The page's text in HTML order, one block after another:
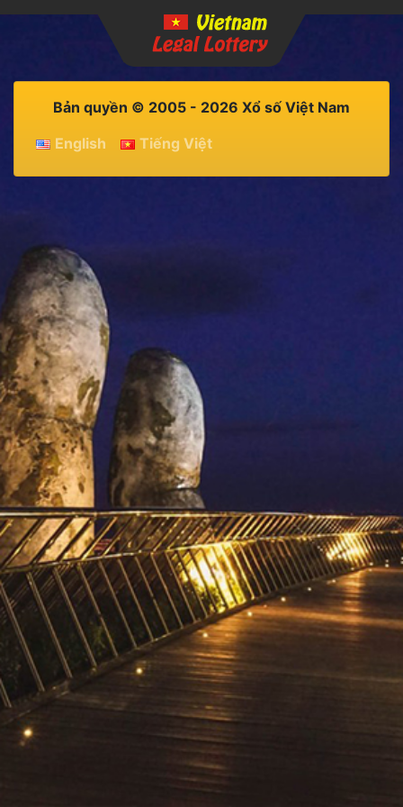
Bản quyền © 2005 - 2026 Xổ số Việt Nam
English
Tiếng Việt